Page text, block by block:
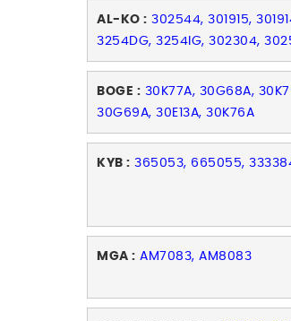
AL-KO : 302544, 301915,
3254DG, 3254IG, 302304,
BOGE : 30K77A, 30G68A,
30G69A, 30E13A, 30K76A
KYB : 365053, 665055,
MGA : AM7083, AM8083